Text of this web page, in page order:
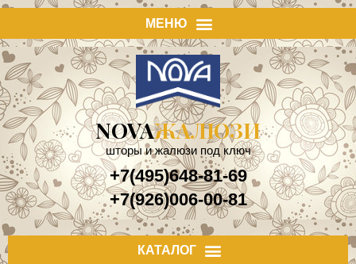
NOVAЖАЛЮЗИ
шторы и жалюзи под ключ
+7(495)648-81-69
+7(926)006-00-81